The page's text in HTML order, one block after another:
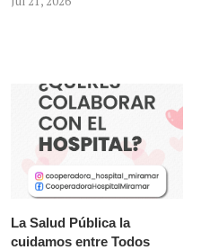
La Salud Pública la
cuidamos entre Todos